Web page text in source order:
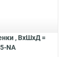
, ВхШхД =
NA